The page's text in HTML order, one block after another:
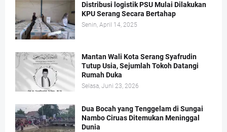
Distribusi logistik PSU Mulai Dilakukan
KPU Serang Secara Bertahap
Senin, April 14, 2025
Mantan Wali Kota Serang Syafrudin
Tutup Usia, Sejumlah Tokoh Datangi
Rumah Duka
Selasa, Juni 23, 2026
Dua Bocah yang Tenggelam di Sungai
Nambo Ciruas Ditemukan Meninggal
Dunia